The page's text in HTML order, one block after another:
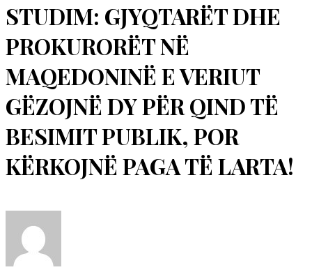
STUDIM: GJYQTARËT DHE
PROKURORËT NË
MAQEDONINË E VERIUT
GËZOJNË DY PËR QIND TË
BESIMIT PUBLIK, POR
KËRKOJNË PAGA TË LARTA!